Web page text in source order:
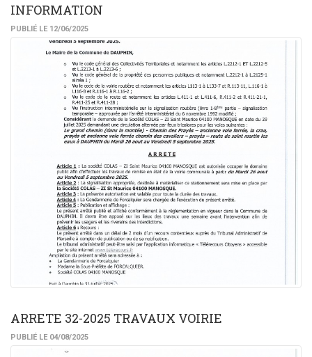
INFORMATION
PUBLIÉ LE 12/06/2025
ARRETE 32-2025 TRAVAUX VOIRIE
PUBLIÉ LE 04/08/2025